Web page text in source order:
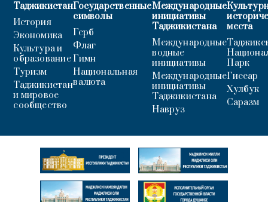
Таджикистан
История
Экономика
Культура и
образование
Туризм
Таджикистан
и мировое
сообщество
Государственные
символы
Герб
Флаг
Гимн
Национальная
валюта
Международные
инициативы
Таджикистана
Международные
водные
инициативы
Международные
инициативы
Таджикистана
Навруз
места
Парк
Гиссар
Хулбук
Саразм